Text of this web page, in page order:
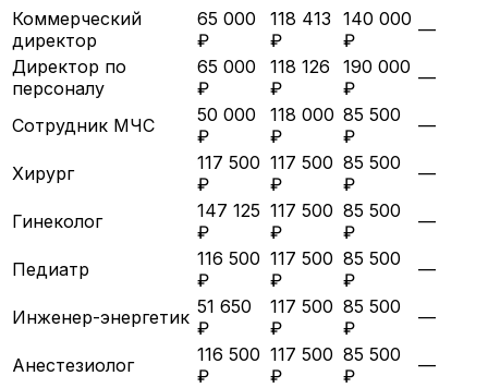
Коммерческий
директор
65 000
₽
118 413
₽
140 000
₽
—
Директор по
персоналу
65 000
₽
118 126
₽
190 000
₽
—
Сотрудник МЧС
50 000
₽
118 000
₽
85 500
₽
—
Хирург
117 500
₽
117 500
₽
85 500
₽
—
Гинеколог
147 125
₽
117 500
₽
85 500
₽
—
Педиатр
116 500
₽
117 500
₽
85 500
₽
—
Инженер-энергетик 51 650
₽
117 500
₽
85 500
₽
—
Анестезиолог
116 500
₽
117 500
₽
85 500
₽
—